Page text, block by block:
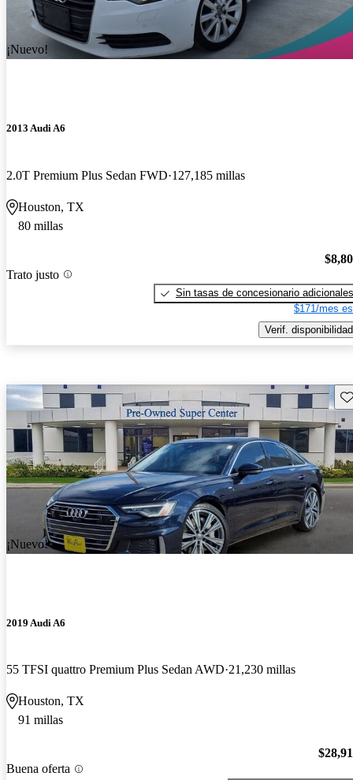
¡Nuevo!
2013 Audi A6
2.0T Premium Plus Sedan FWD 127,185 millas
Houston, TX
80 millas
Trato justo
Sin tasas de concesionario adicionales
$171/mes
Verif. disponibilidad
¡Nuevo!
2019 Audi A6
55 TFSI quattro Premium Plus Sedan AWD 21,230 millas
Houston, TX
91 millas
Buena oferta